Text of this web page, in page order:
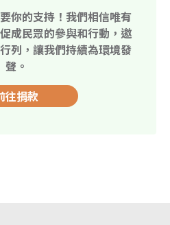
你的支持！我們相信唯有
成民眾的參與和行動，邀
列，讓我們持續為環境發
聲。
往捐款